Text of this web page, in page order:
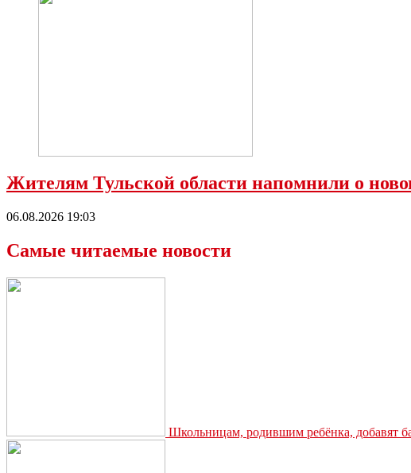
Жителям Тульской области напомнили о
06.08.2026 19:03
Самые читаемые новости
Школьницам, родившим ребёнка, добавят